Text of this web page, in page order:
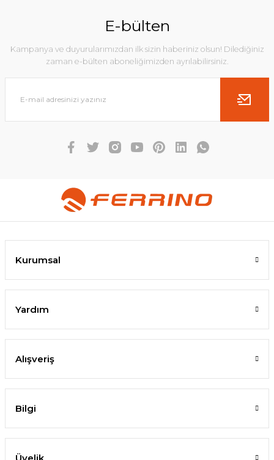
E-bülten
Kampanya ve duyurularımızdan ilk sizin haberiniz olsun! Dilediğiniz
zaman e-bülten aboneliğimizden ayrılabilirsiniz.
Kurumsal
Yardım
Alışveriş
Bilgi